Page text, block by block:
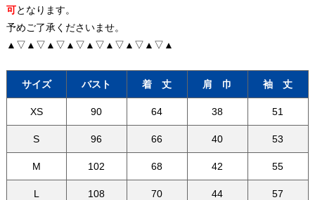
可となります。
予めご了承くださいませ。
▲▽▲▽▲▽▲▽▲▽▲▽▲▽▲▽▲
サイズ バスト 着 丈 肩 巾 袖 丈
XS 90 64 38 51
S 96 66 40 53
M 102 68 42 55
L 108 70 44 57